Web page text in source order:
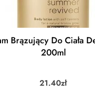
Brązujący Do Ciała
200ml
21.40zł